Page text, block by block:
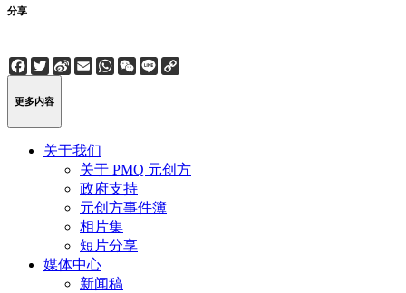
分享
Facebook
Twitter
Sina
Weibo
EmailWhatsApp
WeChat
Line
更多内容
关于我们
关于 PMQ 元创方
政府支持
元创方事件簿
相片集
短片分享
媒体中心
新闻稿